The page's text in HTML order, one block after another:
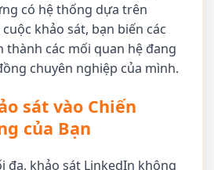
có hệ thống dựa trên
khảo sát, bạn biến các
các mối quan hệ đang
chuyên nghiệp của mình.
sát vào Chiến
của Bạn
đa, khảo sát LinkedIn không